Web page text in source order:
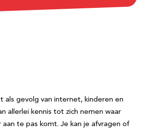
als gevolg van internet, kinderen en
allerlei kennis tot zich nemen waar
aan te pas komt. Je kan je afvragen of